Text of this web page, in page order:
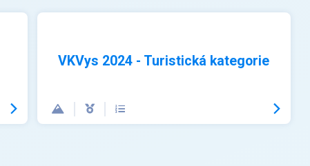
VKVys 2024 - Turistická kategorie